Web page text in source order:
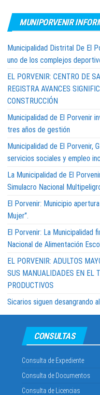
MUNIPORVENIR
Municipalidad Distrital De El
uno de los complejos
EL PORVENIR: CENTRO DE
REGISTRA AVANCES
CONSTRUCCIÓN
Municipalidad de El Porvenir
tres años de gestión
Municipalidad de El Porvenir,
servicios sociales y empleo
La Municipalidad de El
Simulacro Nacional
El Porvenir: Municipio
Mujer”.
El Porvenir: La Municipalidad
Nacional de Alimentación
EL PORVENIR: ADULTOS
SUS MANUALIDADES EN EL
PRODUCTIVOS
Sicarios siguen desangrando
CONSULTAS
Consulta de Expediente
Consulta de Documentos
Consulta de Licencias